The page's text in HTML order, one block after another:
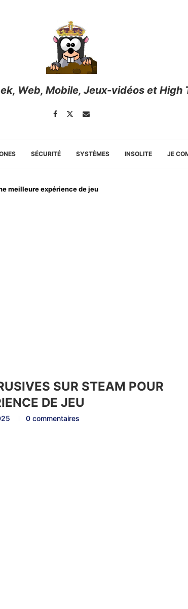
Web, Mobile, Jeux-vidéos et High
SÉCURITÉ SYSTÈMES INSOLITE JE
meilleure expérience de jeu
SUR STEAM POUR
DE JEU
0 commentaires